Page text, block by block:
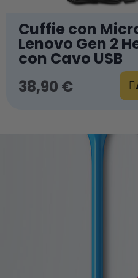
Cuffie con
Lenovo Gen 2
con Cavo USB
38,90 €